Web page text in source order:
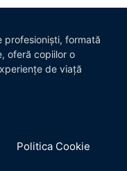
profesioniști, formată
oferă copiilor o
de viață
Politica Cookie